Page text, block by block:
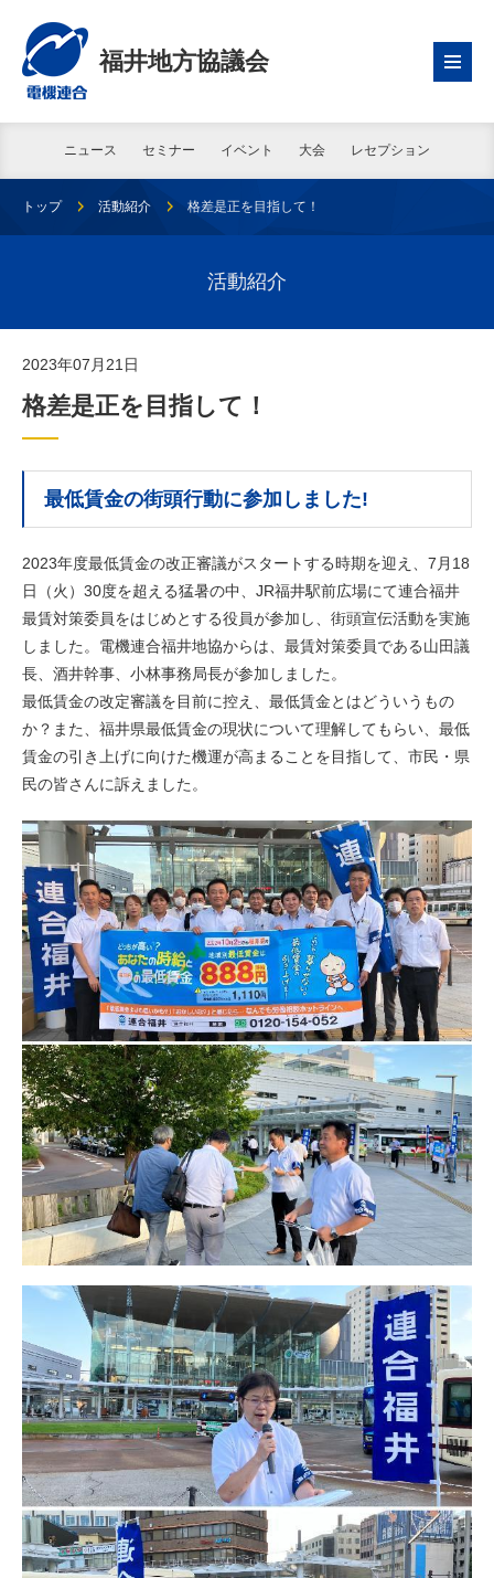
福井地方協議会
ニュース セミナー イベント 大会 レセプション
トップ 活動紹介 格差是正を目指して！
活動紹介
2023年07月21日
格差是正を目指して！
最低賃金の街頭行動に参加しました!
2023年度最低賃金の改正審議がスタートする時期を迎え、7月18
日（火）30度を超える猛暑の中、JR福井駅前広場にて連合福井
最賃対策委員をはじめとする役員が参加し、街頭宣伝活動を実施
しました。電機連合福井地協からは、最賃対策委員である山田議
長、酒井幹事、小林事務局長が参加しました。
最低賃金の改定審議を目前に控え、最低賃金とはどういうもの
か？また、福井県最低賃金の現状について理解してもらい、最低
賃金の引き上げに向けた機運が高まることを目指して、市民・県
民の皆さんに訴えました。